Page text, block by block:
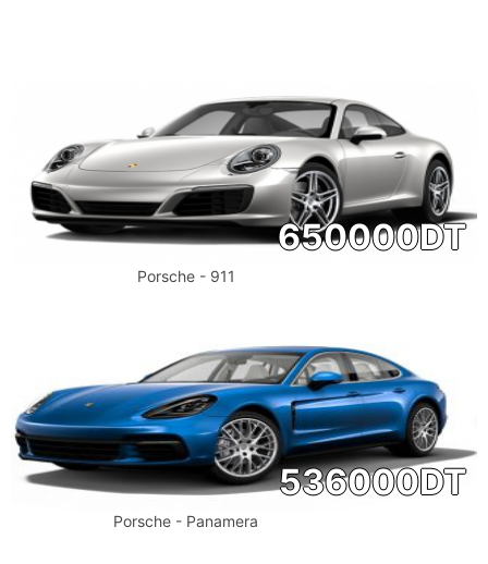
650000DT
Porsche - 911
536000DT
Porsche - Panamera